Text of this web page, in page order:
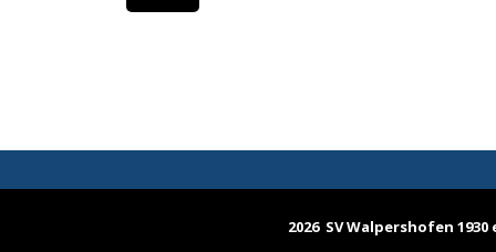
2026 SV Walpershofen